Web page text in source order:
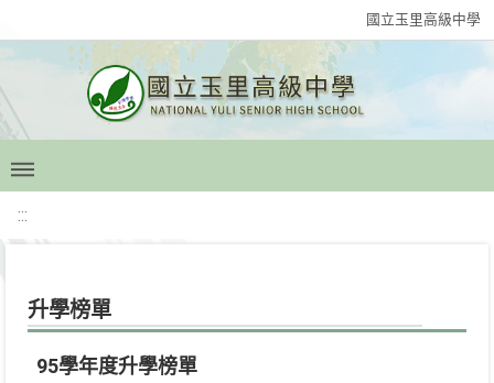
國立玉里高級中學
:::
升學榜單
95學年度升學榜單